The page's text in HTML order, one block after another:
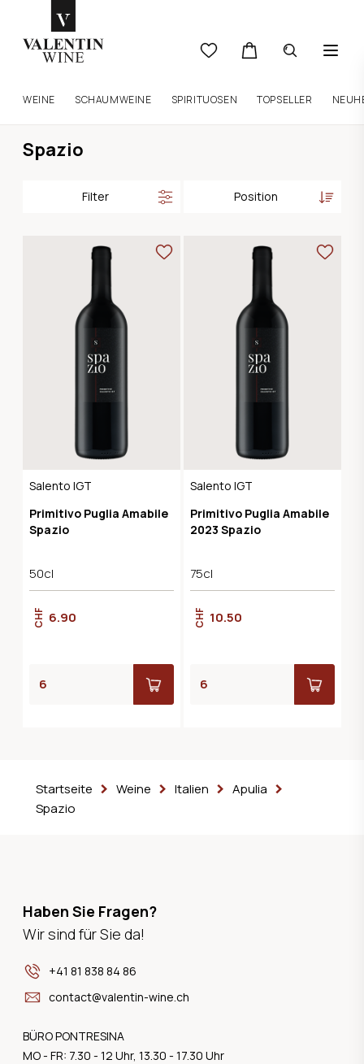
WEINE SCHAUMWEINE SPIRITUOSEN TOPSELLER
Spazio
Filter
Salento IGT
Primitivo Puglia Amabile
Spazio
50cl
CHF 6.90
Salento IGT
Primitivo Puglia Amabile
2023 Spazio
75cl
CHF 10.50
Startseite Weine Italien
Apulia
Spazio
Haben Sie Fragen?
Wir sind für Sie da!
+41 81 838 84 86
contact@valentin-wine.ch
BÜRO PONTRESINA
MO - FR: 7.30 - 12 Uhr, 13.30 - 17.30 Uhr